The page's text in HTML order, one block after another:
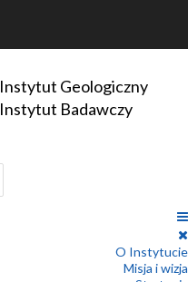
Geologiczny
Badawczy
O Instytucie
Misja i wizja